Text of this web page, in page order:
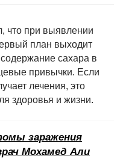
что при выявлении
план выходит
сахара в
привычки. Если
лечения, это
здоровья и жизни.
заражения
Мохамед Али